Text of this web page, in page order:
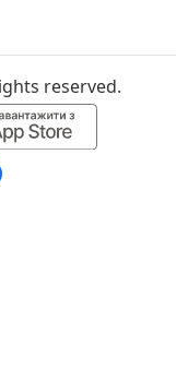
reserved.